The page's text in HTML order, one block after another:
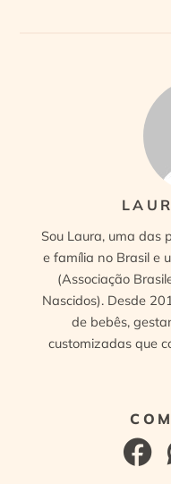
Sou Laura, uma das
e família no Brasil e
(Associação
Nascidos). Desde
de bebês,
customizadas que